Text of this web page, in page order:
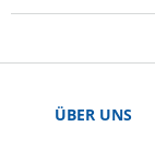
ÜBER UNS